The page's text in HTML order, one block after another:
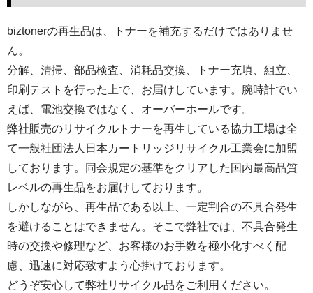
biztonerの再生品は、トナーを補充するだけではありませ
ん。
分解、清掃、部品検査、消耗品交換、トナー充填、組立、
印刷テストを行った上で、お届けしています。腕時計でい
えば、電池交換ではなく、オーバーホールです。
弊社販売のリサイクルトナーを再生している協力工場は全
て一般社団法人日本カートリッジリサイクル工業会に加盟
しております。同会規定の基準をクリアした国内最高品質
レベルの再生品をお届けしております。
しかしながら、再生品である以上、一定割合の不具合発生
を避けることはできません。そこで弊社では、不具合発生
時の交換や修理など、お客様のお手数を極小化すべく配
慮、迅速に対応致すよう心掛けております。
どうぞ安心して弊社リサイクル品をご利用ください。